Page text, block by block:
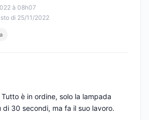
à 08h07
di 25/11/2022
è in ordine, solo la lampada
di 30 secondi, ma fa il suo lavoro.